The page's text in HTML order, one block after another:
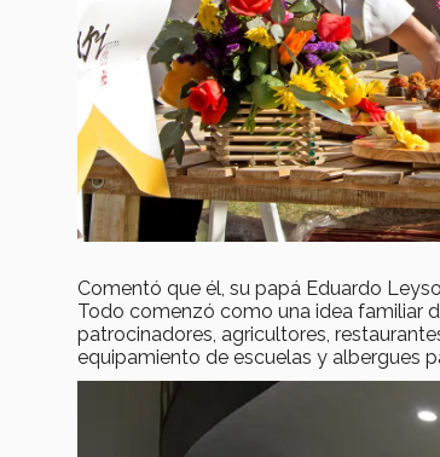
Comentó que él, su papá Eduardo
Todo comenzó como una idea familiar
patrocinadores, agricultores,
equipamiento de escuelas y albergues